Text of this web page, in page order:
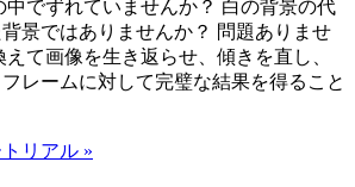
中でずれていませんか？ 白の背景の代
景ではありませんか？ 問題ありませ
て画像を生き返らせ、傾きを直し、
レームに対して完璧な結果を得ること
リアル »